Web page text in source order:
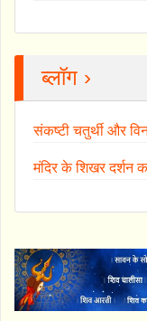
ब्लॉग ›
संकष्टी चतुर्थी और
मंदिर के शिखर दर्शन